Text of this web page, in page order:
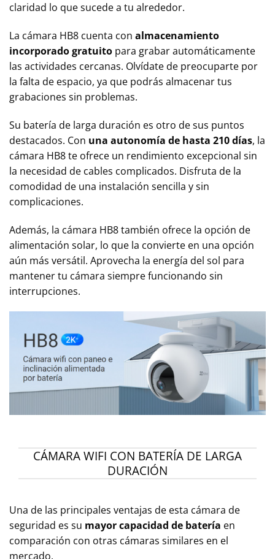
claridad lo que sucede a tu alrededor.
La cámara HB8 cuenta con almacenamiento
incorporado gratuito para grabar automáticamente
las actividades cercanas. Olvídate de preocuparte por
la falta de espacio, ya que podrás almacenar tus
grabaciones sin problemas.
Su batería de larga duración es otro de sus puntos
destacados. Con una autonomía de hasta 210 días, la
cámara HB8 te ofrece un rendimiento excepcional sin
la necesidad de cables complicados. Disfruta de la
comodidad de una instalación sencilla y sin
complicaciones.
Además, la cámara HB8 también ofrece la opción de
alimentación solar, lo que la convierte en una opción
aún más versátil. Aprovecha la energía del sol para
mantener tu cámara siempre funcionando sin
interrupciones.
CÁMARA WIFI CON BATERÍA DE LARGA
DURACIÓN
Una de las principales ventajas de esta cámara de
seguridad es su mayor capacidad de batería en
comparación con otras cámaras similares en el
mercado.